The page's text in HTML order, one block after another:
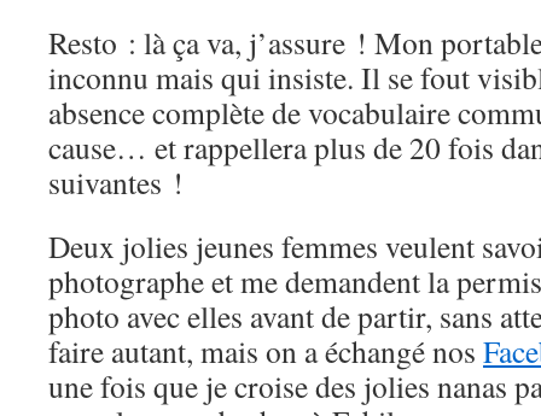
Resto : là ça va, j’assure ! Mon
inconnu mais qui insiste. Il se fout
absence complète de vocabulaire
cause… et rappellera plus de 20 fois
suivantes !
Deux jolies jeunes femmes veulent
photographe et me demandent la
photo avec elles avant de partir, sans
faire autant, mais on a échangé nos
une fois que je croise des jolies nanas